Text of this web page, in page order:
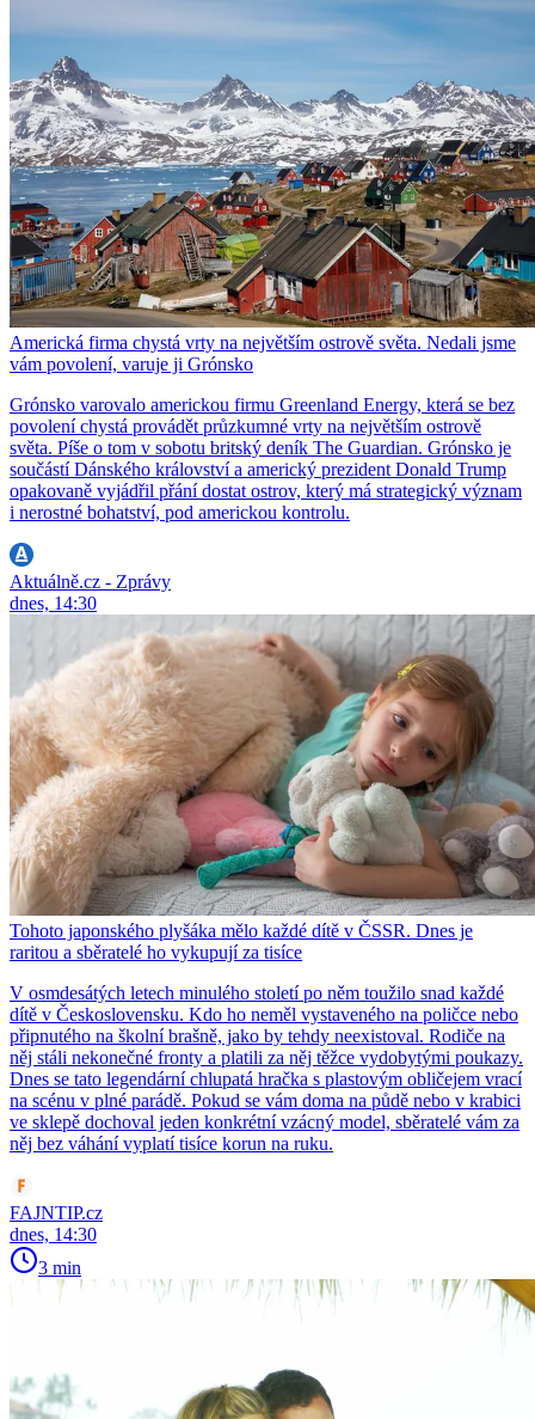
Americká firma chystá vrty na největším ostrově světa. Nedali jsme
vám povolení, varuje ji Grónsko
Grónsko varovalo americkou firmu Greenland Energy, která se bez
povolení chystá provádět průzkumné vrty na největším ostrově
světa. Píše o tom v sobotu britský deník The Guardian. Grónsko je
součástí Dánského království a americký prezident Donald Trump
opakovaně vyjádřil přání dostat ostrov, který má strategický význam
i nerostné bohatství, pod americkou kontrolu.
Aktuálně.cz - Zprávy
dnes, 14:30
Tohoto japonského plyšáka mělo každé dítě v ČSSR. Dnes je
raritou a sběratelé ho vykupují za tisíce
V osmdesátých letech minulého století po něm toužilo snad každé
dítě v Československu. Kdo ho neměl vystaveného na poličce nebo
připnutého na školní brašně, jako by tehdy neexistoval. Rodiče na
něj stáli nekonečné fronty a platili za něj těžce vydobytými poukazy.
Dnes se tato legendární chlupatá hračka s plastovým obličejem vrací
na scénu v plné parádě. Pokud se vám doma na půdě nebo v krabici
ve sklepě dochoval jeden konkrétní vzácný model, sběratelé vám za
něj bez váhání vyplatí tisíce korun na ruku.
FAJNTIP.cz
dnes, 14:30
3 min